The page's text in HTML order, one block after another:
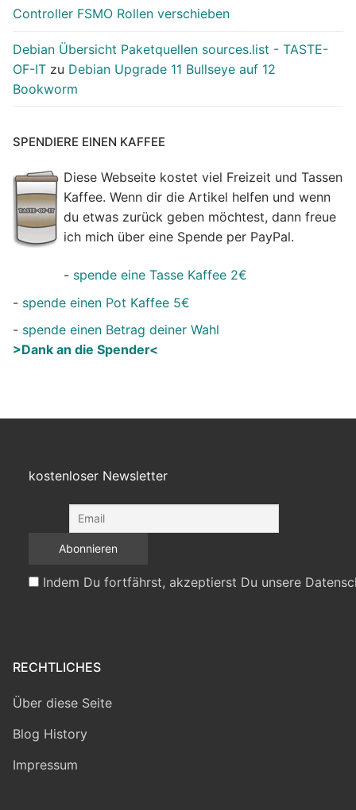
Controller FSMO Rollen verschieben
Debian Übersicht Paketquellen sources.list - TASTE-
OF-IT zu Debian Upgrade 11 Bullseye auf 12
Bookworm
SPENDIERE EINEN KAFFEE
Diese Webseite kostet viel Freizeit und Tassen
Kaffee. Wenn dir die Artikel helfen und wenn
du etwas zurück geben möchtest, dann freue
ich mich über eine Spende per PayPal.
- spende eine Tasse Kaffee 2€
- spende einen Pot Kaffee 5€
- spende einen Betrag deiner Wahl
>Dank an die Spender<
kostenloser Newsletter
Indem Du fortfährst, akzeptierst Du unsere
RECHTLICHES
Über diese Seite
Blog History
Impressum